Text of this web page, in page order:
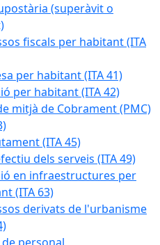
(superàvit o
fiscals per habitant (ITA
per habitant (ITA 41)
per habitant (ITA 42)
mitjà de Cobrament (PMC)
(ITA 45)
dels serveis (ITA 49)
en infraestructures per
(ITA 63)
derivats de l'urbanisme